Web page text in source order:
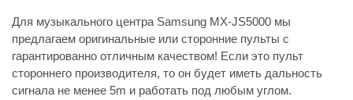
Для музыкального центра Samsung MX-JS5000 мы
предлагаем оригинальные или сторонние пульты с
гарантированно отличным качеством! Если это пульт
стороннего производителя, то он будет иметь дальность
сигнала не менее 5m и работать под любым углом.